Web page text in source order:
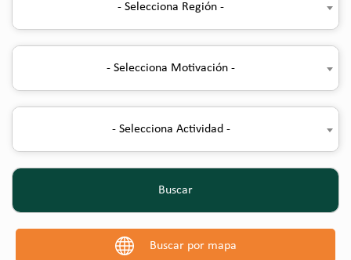
- Selecciona Región -
- Selecciona Motivación -
- Selecciona Actividad -
Buscar
Buscar por mapa